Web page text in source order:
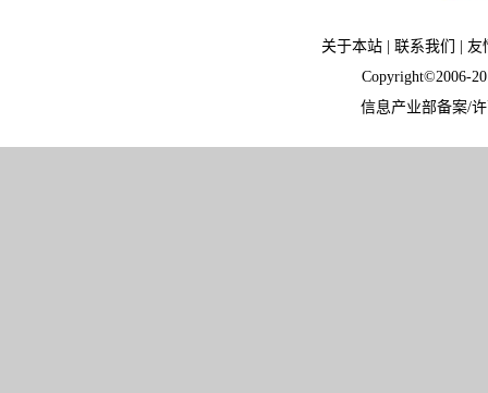
关于本站 联系我们
友
Copyright©2006-
信息产业部备案/